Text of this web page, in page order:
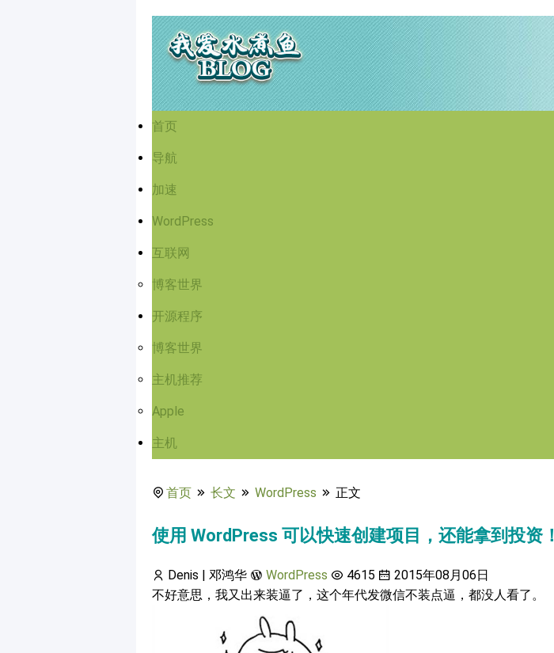
首页
导航
加速
WordPress
互联网
博客世界
开源程序
博客世界
主机推荐
Apple
主机
首页 长文 WordPress 正文
使用 WordPress 可以快速创建项目，还能拿到投资！
Denis | 邓鸿华 WordPress 4615
2015年08月06日
不好意思，我又出来装逼了，这个年代发微信不装点逼，都没人看了。